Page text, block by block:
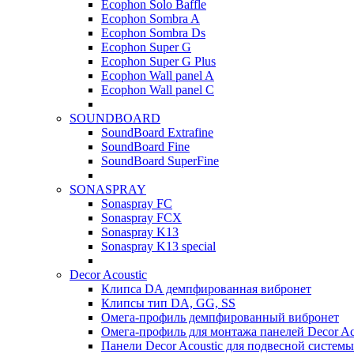
Ecophon Solo Baffle
Ecophon Sombra A
Ecophon Sombra Ds
Ecophon Super G
Ecophon Super G Plus
Ecophon Wall panel A
Ecophon Wall panel C
SOUNDBOARD
SoundBoard Extrafine
SoundBoard Fine
SoundBoard SuperFine
SONASPRAY
Sonaspray FC
Sonaspray FCX
Sonaspray K13
Sonaspray K13 special
Decor Acoustic
Клипса DA демпфированная вибронет
Клипсы тип DA, GG, SS
Омега-профиль демпфированный вибронет
Омега-профиль для монтажа панелей Decor
Панели Decor Acoustic для подвесной системы